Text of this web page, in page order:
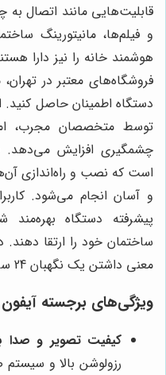
قابلیت‌هایی مانند اتصال
و فیلم‌ها، مانیتورینگ
هوشمند خانه را نیز دارا
فروشگاه‌های معتبر در
دستگاه اطمینان حاصل کنید.
توسط متخصصان مجرب،
چشمگیری افزایش می‌دهد.
است که نصب و راه‌اندازی
و آسان انجام می‌شود.
پیشرفته دستگاه
ساختمان خود را ارتقا
معنی داشتن یک نگهبان 24 ساعته برای خانه شماست.
ویژگی‌های برجسته
کیفیت تصویر و صدا
رزولوشن بالا و